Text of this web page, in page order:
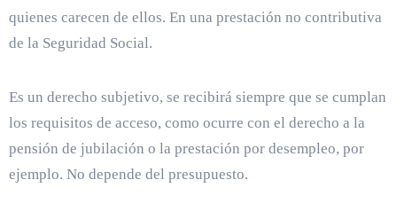
quienes carecen de ellos. En una prestación no contributiva
de la Seguridad Social.
Es un derecho subjetivo, se recibirá siempre que se cumplan
los requisitos de acceso, como ocurre con el derecho a la
pensión de jubilación o la prestación por desempleo, por
ejemplo. No depende del presupuesto.